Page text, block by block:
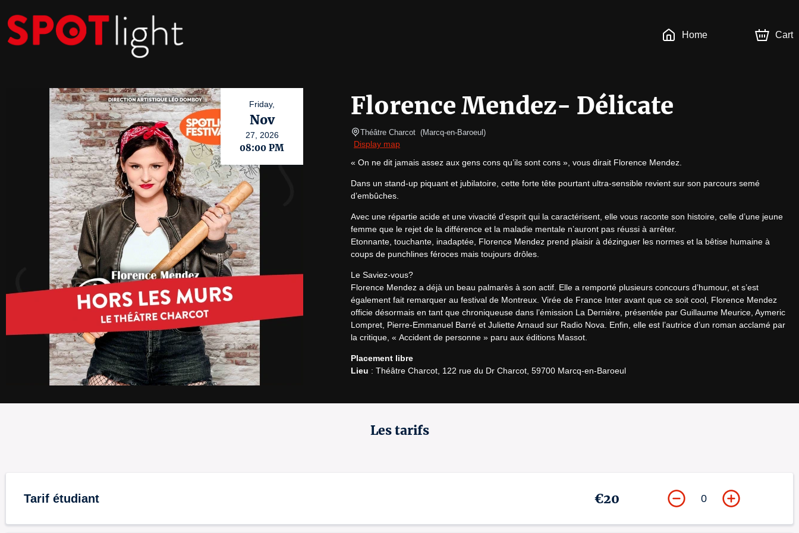
Home Cart
Friday,
Nov
27, 2026
08:00 PM
Florence Mendez- Délicate
Théâtre Charcot (Marcq-en-Baroeul )
Display map
« On ne dit jamais assez aux gens cons qu’ils sont cons », vous dirait Florence Mendez.
Dans un stand-up piquant et jubilatoire, cette forte tête pourtant ultra-sensible revient sur son parcours semé
d’embûches.
Avec une répartie acide et une vivacité d’esprit qui la caractérisent, elle vous raconte son histoire, celle d’une jeune
femme que le rejet de la différence et la maladie mentale n’auront pas réussi à arrêter.
Etonnante, touchante, inadaptée, Florence Mendez prend plaisir à dézinguer les normes et la bêtise humaine à
coups de punchlines féroces mais toujours drôles.
Le Saviez-vous?
Florence Mendez a déjà un beau palmarès à son actif. Elle a remporté plusieurs concours d’humour, et s’est
également fait remarquer au festival de Montreux. Virée de France Inter avant que ce soit cool, Florence Mendez
officie désormais en tant que chroniqueuse dans l’émission La Dernière, présentée par Guillaume Meurice, Aymeric
Lompret, Pierre-Emmanuel Barré et Juliette Arnaud sur Radio Nova. Enfin, elle est l’autrice d’un roman acclamé par
la critique, « Accident de personne » paru aux éditions Massot.
Placement libre
Lieu : Théâtre Charcot, 122 rue du Dr Charcot, 59700 Marcq-en-Baroeul
Les tarifs
Tarif étudiant €20 0